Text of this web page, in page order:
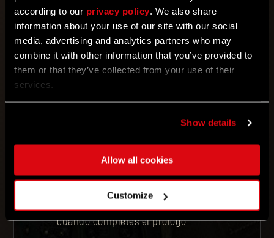
according to our privacy policy. We also share
information about your use of our site with our social
media, advertising and analytics partners who may
combine it with other information that you’ve provided to
them or that they’ve collected from your use of their
services.
Show details
Allow all cookies
Customize
CANJEAR
PlayStation™Network o Xbox. Aviso: si
Tu recompensa de DL1 aparecerá en el
con el contramaestre para
intercambiarla por objetos nuevos),
mientras que la recompensa de DL2
aparecerá en el alijo de objetos
cuando completes el prólogo.